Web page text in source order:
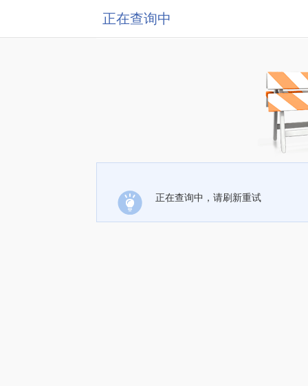
正在查询中
正在查询中，请刷新重试